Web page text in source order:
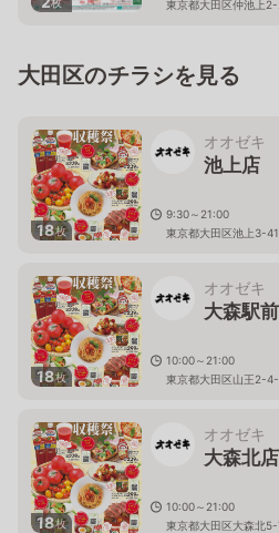
東京都大田区仲池上
大田区のチラシを見る
18枚
オオゼキ
池上店
9:30～21:00
東京都大田区池上3-
18枚
オオゼキ
大森駅
10:00～21:00
東京都大田区山王2-
18枚
オオゼキ
大森北店
10:00～21:00
東京都大田区大森北